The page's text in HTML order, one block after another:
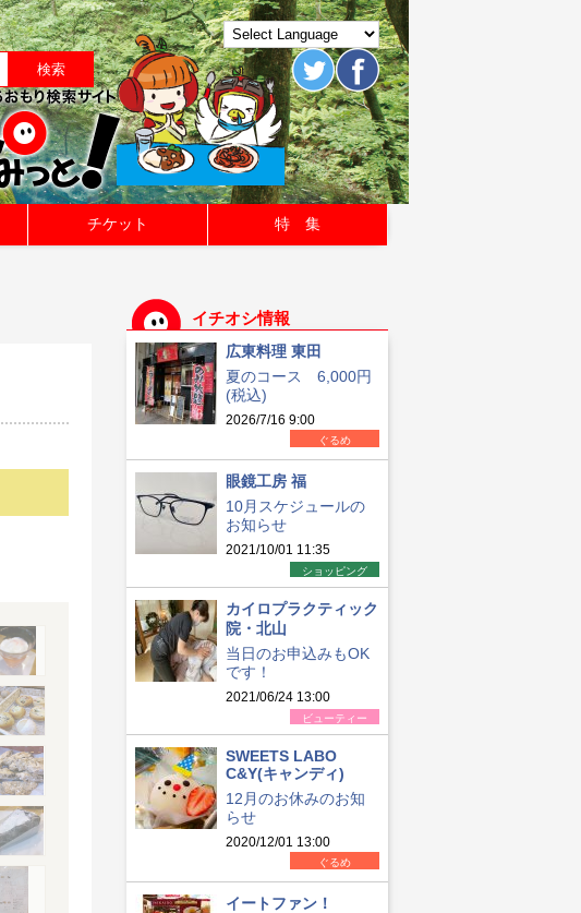
チケット 特 集
イチオシ情報
広東料理 東田
夏のコース 6,000円
(税込)
2026/7/16 9:00
ぐるめ
眼鏡工房 福
10月スケジュールの
お知らせ
2021/10/01 11:35
ショッピング
カイロプラクティック
院・北山
当日のお申込みもOK
です！
2021/06/24 13:00
ビューティー
SWEETS LABO
C&Y(キャンディ)
12月のお休みのお知
らせ
2020/12/01 13:00
ぐるめ
イートファン！